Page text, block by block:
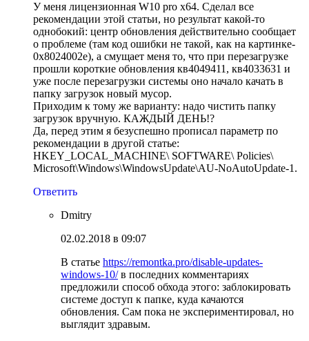
У меня лицензионная W10 pro x64. Сделал все
рекомендации этой статьи, но результат какой-то
однобокий: центр обновления действительно сообщает
о проблеме (там код ошибки не такой, как на картинке-
0x8024002e), а смущает меня то, что при перезагрузке
прошли короткие обновления кв4049411, кв4033631 и
уже после перезагрузки системы оно начало качать в
папку загрузок новый мусор.
Приходим к тому же варианту: надо чистить папку
загрузок вручную. КАЖДЫЙ ДЕНЬ!?
Да, перед этим я безуспешно прописал параметр по
рекомендации в другой статье:
HKEY_LOCAL_MACHINE\ SOFTWARE\ Policies\
Microsoft\Windows\WindowsUpdate\AU-NoAutoUpdate-1.
Ответить
Dmitry
02.02.2018 в 09:07
В статье https://remontka.pro/disable-updates-
windows-10/в последних комментариях
предложили способ обхода этого: заблокировать
системе доступ к папке, куда качаются
обновления. Сам пока не экспериментировал, но
выглядит здравым.